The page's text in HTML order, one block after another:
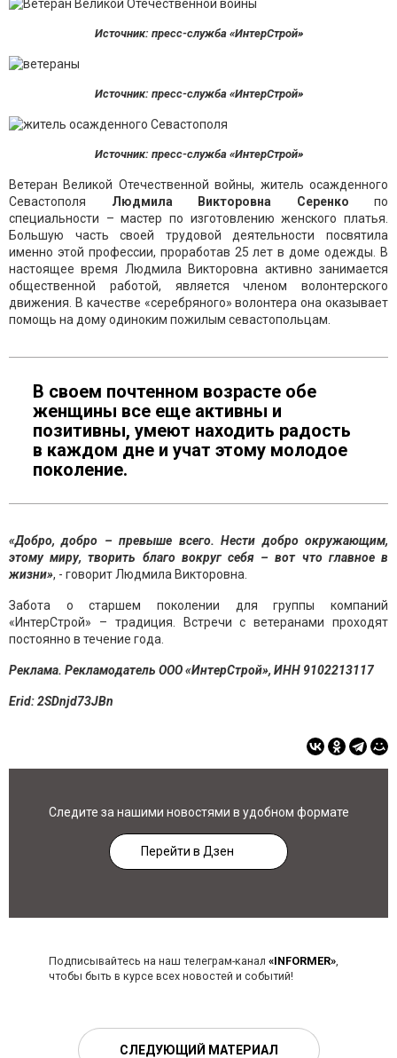
Источник: пресс-служба «ИнтерСтрой»
Источник: пресс-служба «ИнтерСтрой»
Источник: пресс-служба «ИнтерСтрой»
Ветеран Великой Отечественной войны, житель осажденного
Севастополя Людмила Викторовна Серенко по
специальности – мастер по изготовлению женского платья.
Большую часть своей трудовой деятельности посвятила
именно этой профессии, проработав 25 лет в доме одежды. В
настоящее время Людмила Викторовна активно занимается
общественной работой, является членом волонтерского
движения. В качестве «серебряного» волонтера она оказывает
помощь на дому одиноким пожилым севастопольцам.
В своем почтенном возрасте обе
женщины все еще активны и
позитивны, умеют находить радость
в каждом дне и учат этому молодое
поколение.
«Добро, добро – превыше всего. Нести добро окружающим,
этому миру, творить благо вокруг себя – вот что главное в
жизни», - говорит Людмила Викторовна.
Забота о старшем поколении для группы компаний
«ИнтерСтрой» – традиция. Встречи с ветеранами проходят
постоянно в течение года.
Реклама. Рекламодатель ООО «ИнтерСтрой», ИНН 9102213117
Erid: 2SDnjd73JBn
Следите за нашими новостями в удобном формате
Перейти в Дзен
Подписывайтесь на наш телеграм-канал «INFORMER»,
чтобы быть в курсе всех новостей и событий!
СЛЕДУЮЩИЙ МАТЕРИАЛ